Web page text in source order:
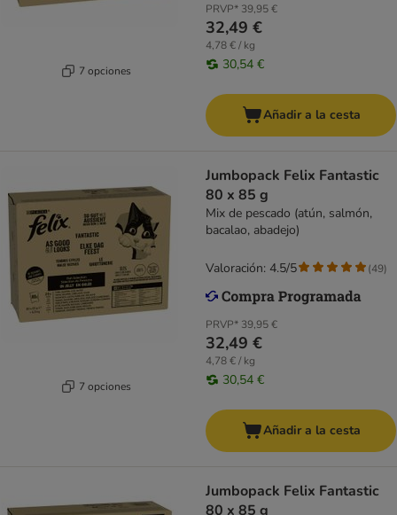
7 opciones
PRVP* 39,95 €
32,49 €
4,78 € / kg
30,54 €
Añadir a la cesta
7 opciones
Jumbopack Felix Fantastic
80 x 85 g
Mix de pescado (atún, salmón,
bacalao, abadejo)
PRVP* 39,95 €
32,49 €
4,78 € / kg
30,54 €
Valoración: 4.5/5 (49)
Añadir a la cesta
Jumbopack Felix Fantastic
80 x 85 g